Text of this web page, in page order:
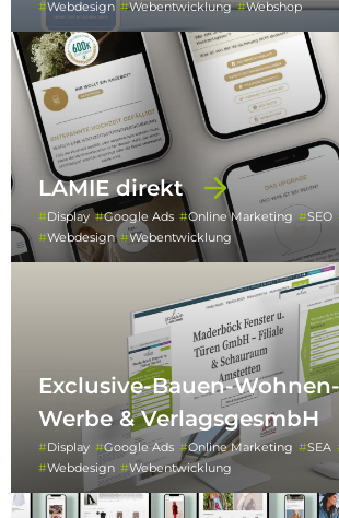
Webdesign Webentwicklung Webshop
LAMIE direkt
Display Google Ads Online Marketing SEO
Webdesign
Webentwicklung
Exclusive-Bauen-
Werbe & VerlagsgesmbH
Display Google Ads Online Marketing SEA
Webdesign
Webentwicklung